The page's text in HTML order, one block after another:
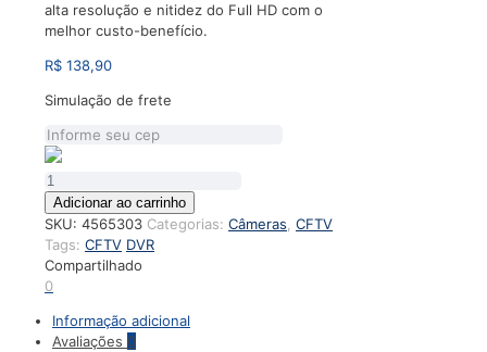
alta resolução e nitidez do Full HD com o
melhor custo-benefício.
R$ 138,90
Simulação de frete
Câmera
VHL
1220
D
-
INTELBRAS
Adicionar ao carrinho
SKU: 4565303 Categorias: Câmeras CFTV
Tags: CFTV DVR
Compartilhado
0
Informação adicional
Avaliações 0